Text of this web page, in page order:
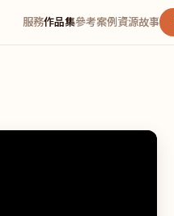
服務作品集參考案例資源故事